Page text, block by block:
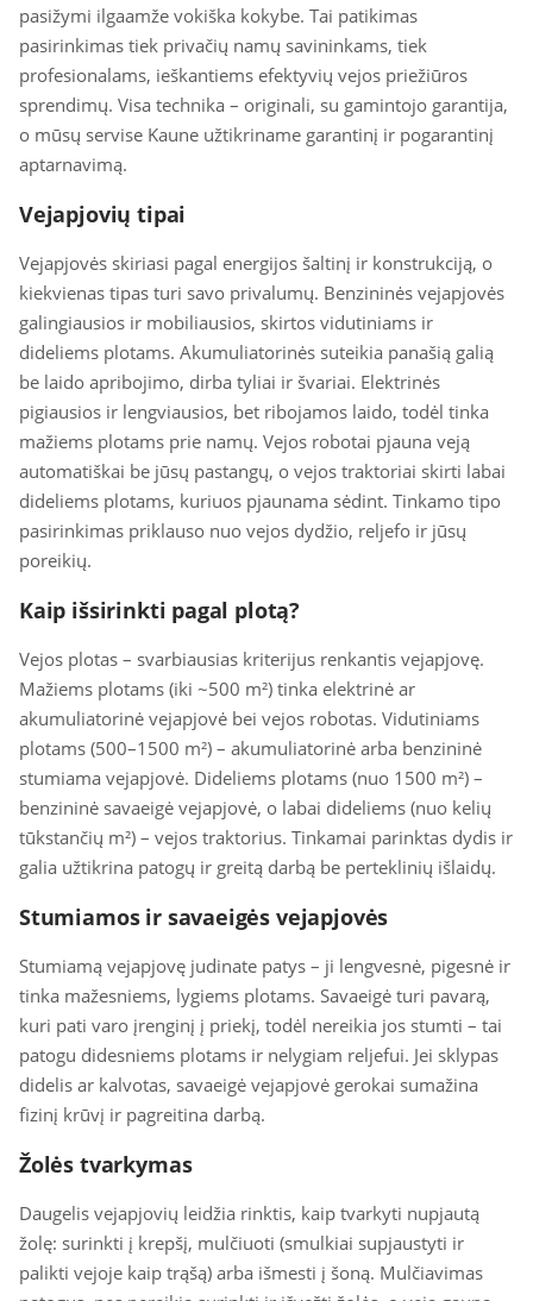
pasižymi ilgaamže vokiška kokybe. Tai patikimas
pasirinkimas tiek privačių namų savininkams, tiek
profesionalams, ieškantiems efektyvių vejos priežiūros
sprendimų. Visa technika – originali, su gamintojo garantija,
o mūsų servise Kaune užtikriname garantinį ir pogarantinį
aptarnavimą.
Vejapjovių tipai
Vejapjovės skiriasi pagal energijos šaltinį ir konstrukciją, o
kiekvienas tipas turi savo privalumų. Benzininės vejapjovės
galingiausios ir mobiliausios, skirtos vidutiniams ir
dideliems plotams. Akumuliatorinės suteikia panašią galią
be laido apribojimo, dirba tyliai ir švariai. Elektrinės
pigiausios ir lengviausios, bet ribojamos laido, todėl tinka
mažiems plotams prie namų. Vejos robotai pjauna veją
automatiškai be jūsų pastangų, o vejos traktoriai skirti labai
dideliems plotams, kuriuos pjaunama sėdint. Tinkamo tipo
pasirinkimas priklauso nuo vejos dydžio, reljefo ir jūsų
poreikių.
Kaip išsirinkti pagal plotą?
Vejos plotas – svarbiausias kriterijus renkantis vejapjovę.
Mažiems plotams (iki ~500 m²) tinka elektrinė ar
akumuliatorinė vejapjovė bei vejos robotas. Vidutiniams
plotams (500–1500 m²) – akumuliatorinė arba benzininė
stumiama vejapjovė. Dideliems plotams (nuo 1500 m²) –
benzininė savaeigė vejapjovė, o labai dideliems (nuo kelių
tūkstančių m²) – vejos traktorius. Tinkamai parinktas dydis ir
galia užtikrina patogų ir greitą darbą be perteklinių išlaidų.
Stumiamos ir savaeigės vejapjovės
Stumiamą vejapjovę judinate patys – ji lengvesnė, pigesnė ir
tinka mažesniems, lygiems plotams. Savaeigė turi pavarą,
kuri pati varo įrenginį į priekį, todėl nereikia jos stumti – tai
patogu didesniems plotams ir nelygiam reljefui. Jei sklypas
didelis ar kalvotas, savaeigė vejapjovė gerokai sumažina
fizinį krūvį ir pagreitina darbą.
Žolės tvarkymas
Daugelis vejapjovių leidžia rinktis, kaip tvarkyti nupjautą
žolę: surinkti į krepšį, mulčiuoti (smulkiai supjaustyti ir
palikti vejoje kaip trąšą) arba išmesti į šoną. Mulčiavimas